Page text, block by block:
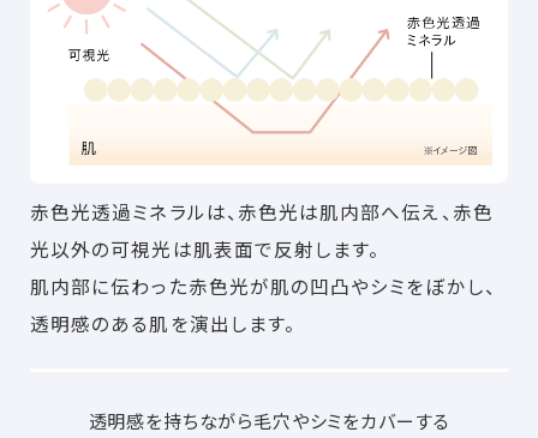
赤色光透過ミネラルは、赤色光は肌内部へ伝え、赤色
光以外の可視光は肌表面で反射します。
肌内部に伝わった赤色光が肌の凹凸やシミをぼかし、
透明感のある肌を演出します。
透明感を持ちながら毛穴やシミをカバーする